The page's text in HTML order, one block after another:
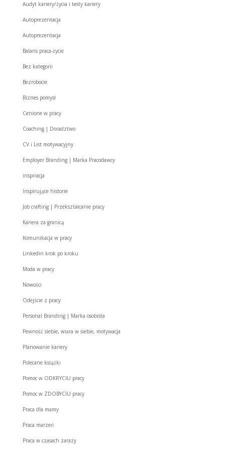
Audyt kariery/życia i testy kariery
Autoprezentacja
Autoprezentacja
Balans praca-życie
Bez kategorii
Bezrobocie
Biznes pomysł
Cenione w pracy
Coaching | Doradztwo
CV i List motywacyjny
Employer Branding | Marka Pracodawcy
inspiracja
Inspirujące historie
Job crafting | Przekształcanie pracy
Kariera za granicą
Komunikacja w pracy
Linkedin krok po kroku
Moda w pracy
Nowości
Odejście z pracy
Personal Branding | Marka osobista
Pewność siebie, wiara w siebie, motywacja
Planowanie kariery
Polecane książki
Pomoc w ODKRYCIU pracy
Pomoc w ZDOBYCIU pracy
Praca dla mamy
Praca marzeń
Praca w czasach zarazy